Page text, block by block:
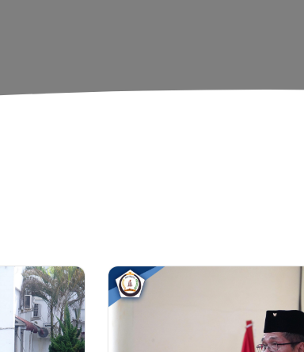
Pemerintah